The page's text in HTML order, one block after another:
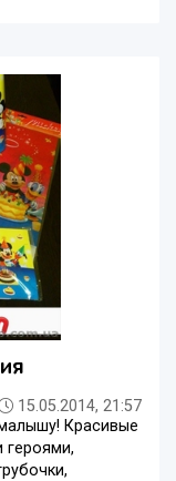
15.05.2014, 21:57
Красивые